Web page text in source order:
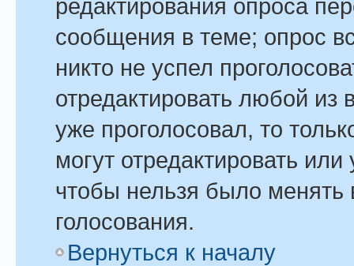
редактирования опроса
сообщения в теме; опрос
никто не успел
отредактировать любой из
уже проголосовал, то
могут отредактировать
чтобы нельзя было менять
голосования.
Вернуться к началу